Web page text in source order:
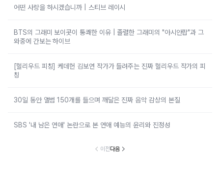
어떤 사랑을 하시겠습니까 | 스티브 레이시
BTS의 그래미 보이콧이 통쾌한 이유 | 졸렬한 그래미의 "아시안팝"과 그
와중에 간보는 하이브
[헐리우드 피칭] 케데헌 김보연 작가가 들려주는 진짜 헐리우드 작가의 피
칭
30일 동안 앨범 150개를 들으며 깨달은 진짜 음악 감상의 본질
SBS '내 남은 연애' 논란으로 본 연애 예능의 윤리와 진정성
이전다음